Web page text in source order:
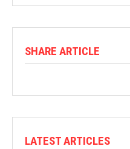
SHARE ARTICLE
LATEST ARTICLES